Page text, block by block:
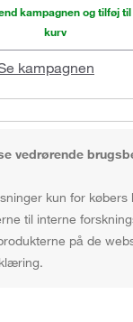
kampagnen og tilføj til
kurv
kampagnen
vedrørende
kun for købers
til interne
på de